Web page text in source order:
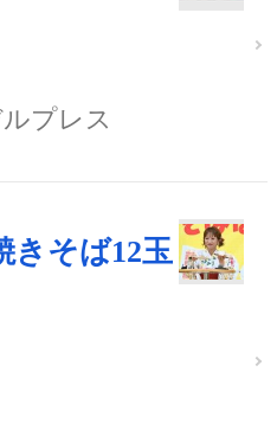
プレス
きそば12玉